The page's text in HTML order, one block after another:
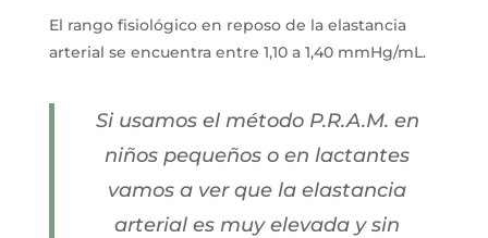
El rango fisiológico en reposo de la elastancia
arterial se encuentra entre 1,10 a 1,40 mmHg/mL.
Si usamos el método P.R.A.M. en
niños pequeños o en lactantes
vamos a ver que la elastancia
arterial es muy elevada y sin